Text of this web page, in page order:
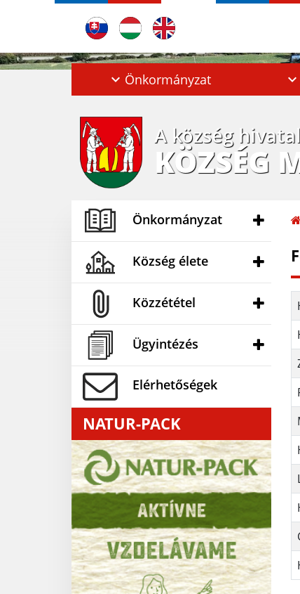
Önkormányzat
A község
KÖZSÉG
Önkormányzat
Község élete
Közzététel
Ügyintézés
Elérhetőségek
NATUR-PACK